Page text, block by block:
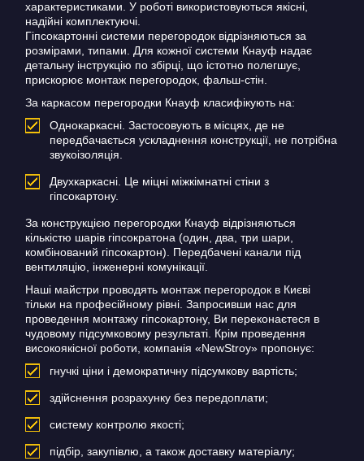
характеристиками. У роботі використовуються якісні,
надійні комплектуючі.
Гіпсокартонні системи перегородок відрізняються за
розмірами, типами. Для кожної системи Кнауф надає
детальну інструкцію по збірці, що істотно полегшує,
прискорює монтаж перегородок, фальш-стін.
За каркасом перегородки Кнауф класифікують на:
Однокаркасні. Застосовують в місцях, де не
передбачається ускладнення конструкції, не потрібна
звукоізоляція.
Двухкаркасні. Це міцні міжкімнатні стіни з
гіпсокартону.
За конструкцією перегородки Кнауф відрізняються
кількістю шарів гіпсократона (один, два, три шари,
комбінований гіпсокартон). Передбачені канали під
вентиляцію, інженерні комунікації.
Наші майстри проводять монтаж перегородок в Києві
тільки на професійному рівні. Запросивши нас для
проведення монтажу гіпсокартону, Ви переконаєтеся в
чудовому підсумковому результаті. Крім проведення
високоякісної роботи, компанія «NewStroy» пропонує:
гнучкі ціни і демократичну підсумкову вартість;
здійснення розрахунку без передоплати;
систему контролю якості;
підбір, закупівлю, а також доставку матеріалу;